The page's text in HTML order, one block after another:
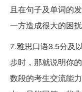
且在句子及单词的
一方造成很大的困扰
7.雅思口语3.5分及
步时，那就说明你
数段的考生交流能